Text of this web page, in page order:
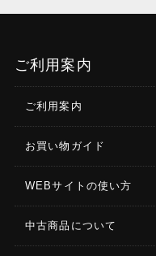
ご利用案内
ご利用案内
お買い物ガイド
WEBサイトの使い方
中古商品について